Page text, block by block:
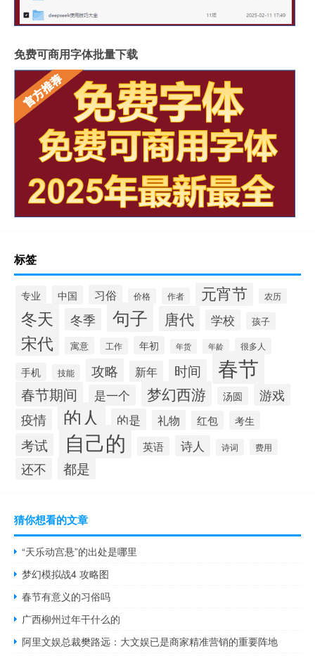
免费可商用字体批量下载
标签
专业 中国 习俗 价格 作者 元宵节 农历
冬天 冬季 句子 唐代 学校 孩子
宋代 寓意 工作 年初 年货 年龄 很多人
手机 技能 攻略 新年 时间 春节
春节期间 是一个 梦幻西游 汤圆
游戏
疫情
的人 的是 礼物 红包 考生
考试 自己的 英语 诗人 诗词 费用
还不 都是
猜你想看的文章
“天乐动宫悬”的出处是哪里
梦幻模拟战4 攻略图
春节有意义的习俗吗
广西柳州过年干什么的
​阿里文娱总裁樊路远：大文娱已是商家精准营销的重要阵地